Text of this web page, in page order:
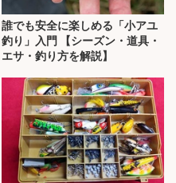
誰でも安全に楽しめる「小アユ
釣り」入門 【シーズン・道具・
エサ・釣り方を解説】